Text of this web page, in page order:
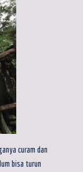
curam dan
bisa turun